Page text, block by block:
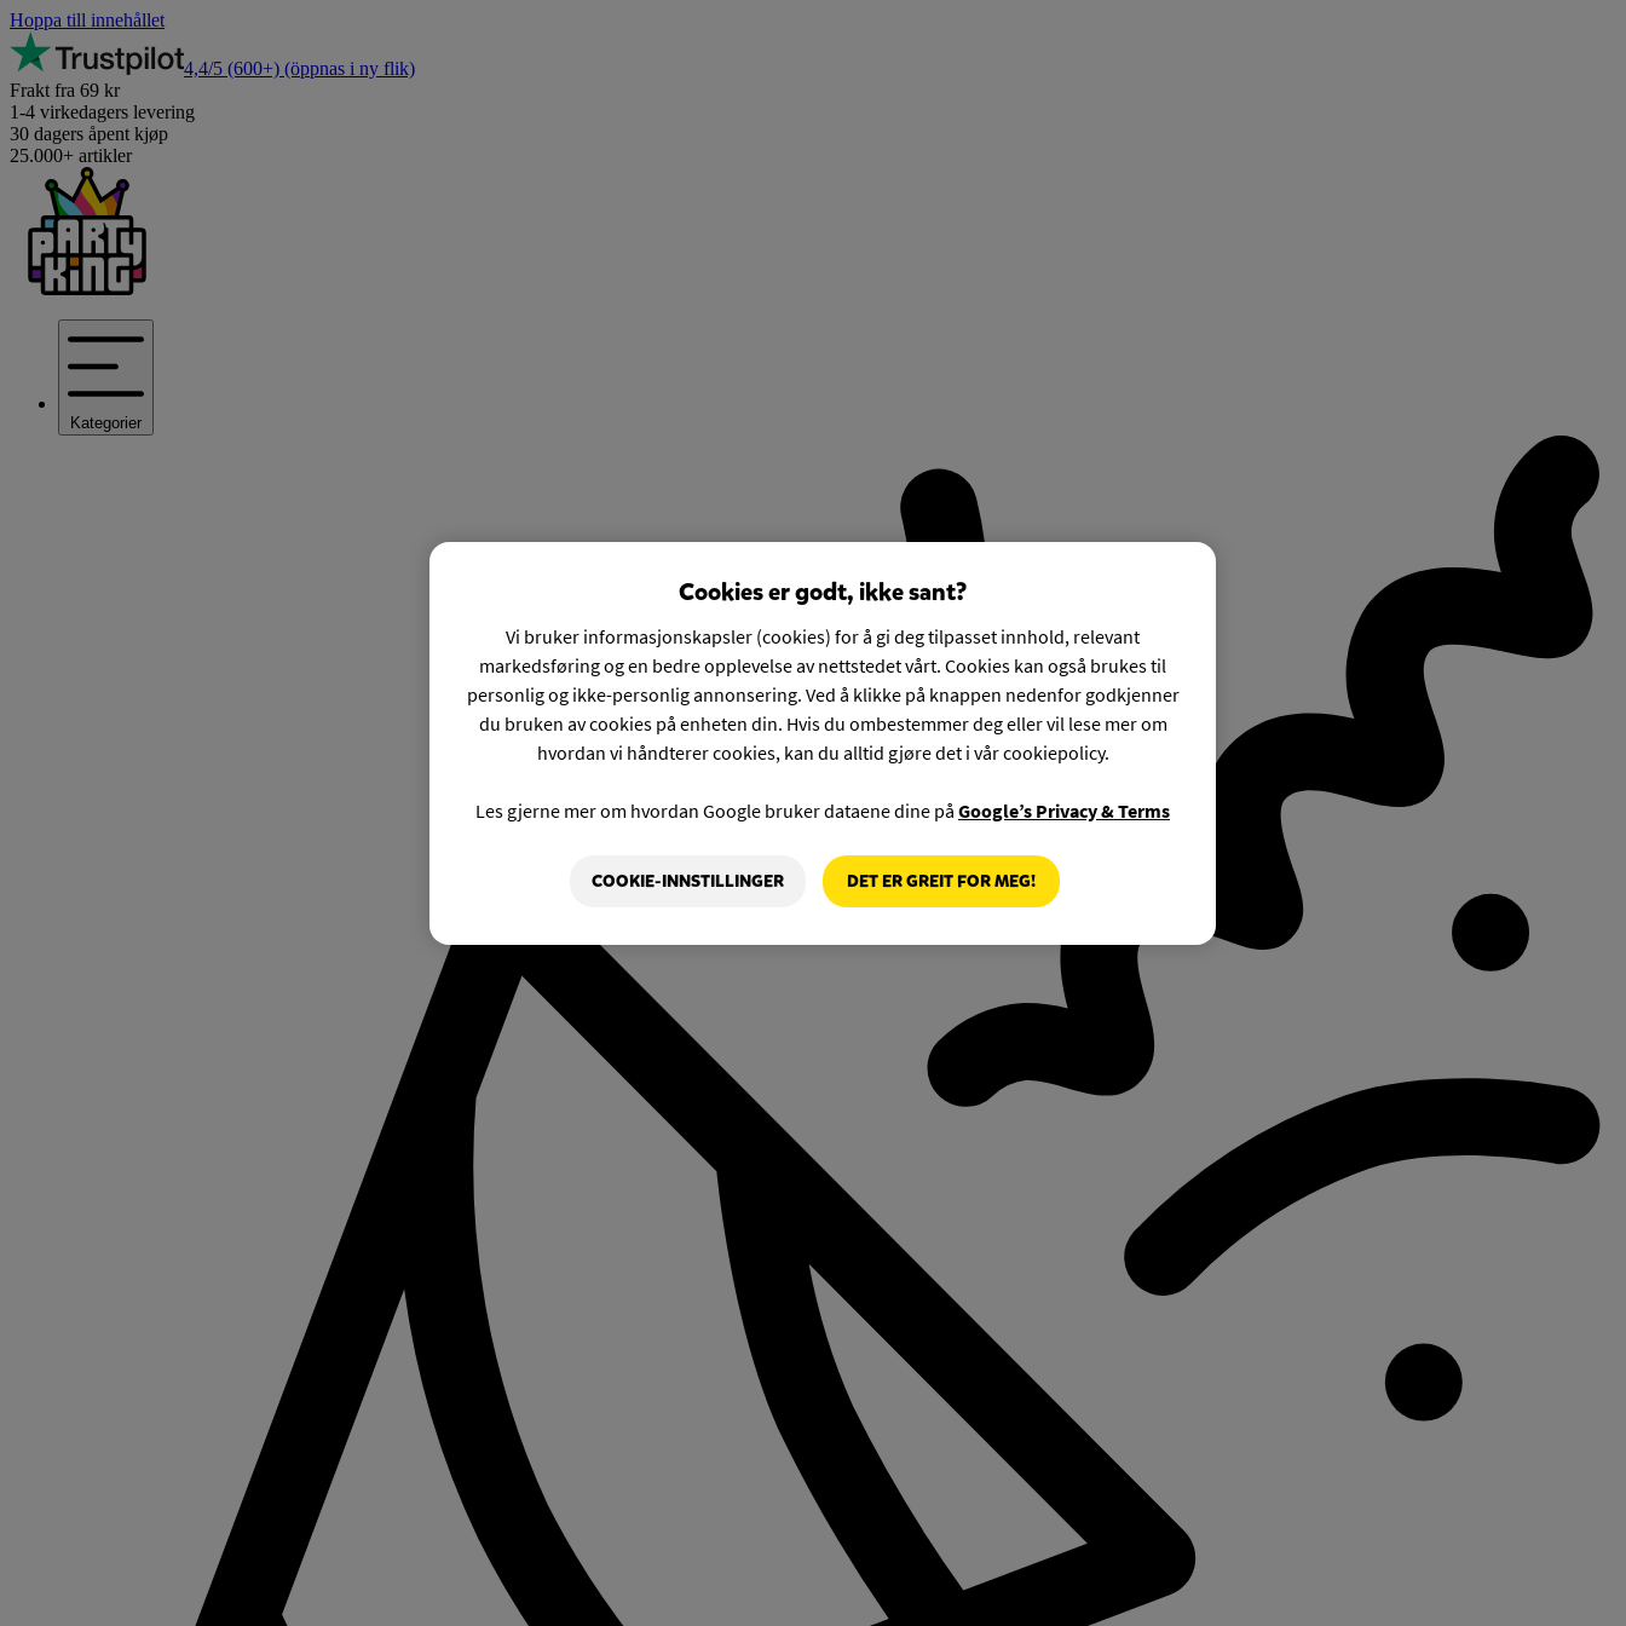
Hoppa till innehållet
4,4/5 (600+) (öppnas i ny flik)
Frakt fra 69 kr
1-4 virkedagers levering
30 dagers åpent kjøp
25.000+ artikler
Kategorier
Cookies er godt, ikke sant?
Vi bruker informasjonskapsler (cookies) for å gi deg tilpasset innhold, relevant
markedsføring og en bedre opplevelse av nettstedet vårt. Cookies kan også brukes til
personlig og ikke-personlig annonsering. Ved å klikke på knappen nedenfor godkjenner
du bruken av cookies på enheten din. Hvis du ombestemmer deg eller vil lese mer om
hvordan vi håndterer cookies, kan du alltid gjøre det i vår cookiepolicy.
Les gjerne mer om hvordan Google bruker dataene dine på Google’s Privacy & Terms
COOKIE-INNSTILLINGER DET ER GREIT FOR MEG!